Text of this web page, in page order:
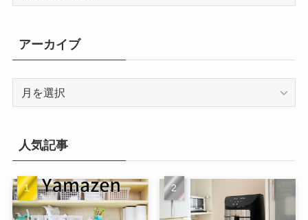
ー
アーカイブ
ブ
人気記事